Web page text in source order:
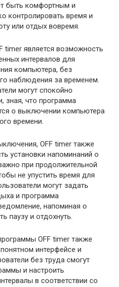
быть комфортным и
контролировать время и
или отдых вовремя.
timer является возможность
интервалов для
компьютера, без
наблюдения за временем.
могут спокойно
зная, что программа
о выключении компьютера
времени.
OFF timer также
установки напоминаний о
при продолжительной
не упустить время для
могут задать
и программа
напоминая о
паузу и отдохнуть.
OFF timer также
интерфейсе и
без труда смогут
и настроить
в соответствии со